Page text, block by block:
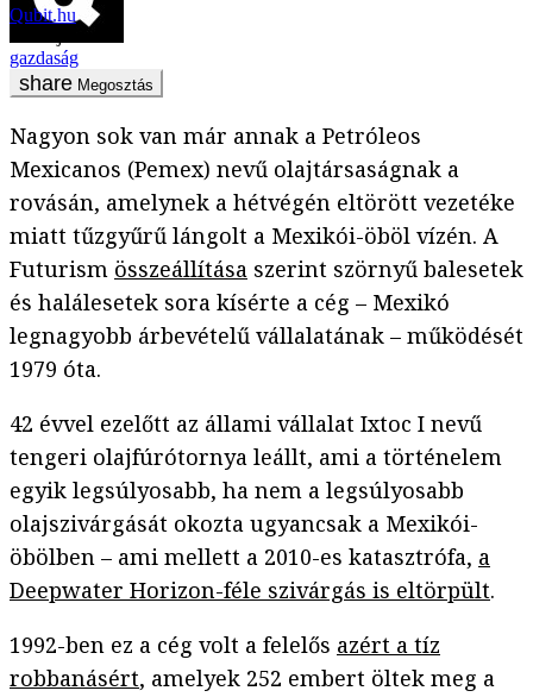
Qubit.hu
gazdaság
Megosztás
Nagyon sok van már annak a Petróleos
Mexicanos (Pemex) nevű olajtársaságnak a
rovásán, amelynek a hétvégén eltörött vezetéke
miatt tűzgyűrű lángolt a Mexikói-öböl vízén. A
Futurism összeállítása szerint szörnyű balesetek
és halálesetek sora kísérte a cég – Mexikó
legnagyobb árbevételű vállalatának – működését
1979 óta.
42 évvel ezelőtt az állami vállalat Ixtoc I nevű
tengeri olajfúrótornya leállt, ami a történelem
egyik legsúlyosabb, ha nem a legsúlyosabb
olajszivárgását okozta ugyancsak a Mexikói-
öbölben – ami mellett a 2010-es katasztrófa, a
Deepwater Horizon-féle szivárgás is eltörpült.
1992-ben ez a cég volt a felelős azért a tíz
robbanásért, amelyek 252 embert öltek meg a